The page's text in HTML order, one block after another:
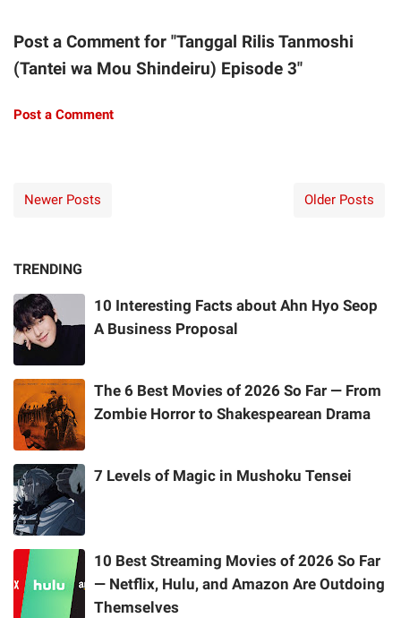
Post a Comment for "Tanggal Rilis Tanmoshi
(Tantei wa Mou Shindeiru) Episode 3"
Post a Comment
Newer Posts Older Posts
TRENDING
10 Interesting Facts about Ahn Hyo Seop
A Business Proposal
The 6 Best Movies of 2026 So Far — From
Zombie Horror to Shakespearean Drama
7 Levels of Magic in Mushoku Tensei
10 Best Streaming Movies of 2026 So Far
— Netflix, Hulu, and Amazon Are Outdoing
Themselves